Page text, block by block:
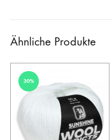
Ähnliche Produkte
30%